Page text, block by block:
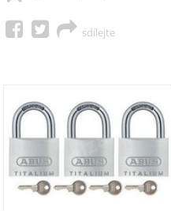
sdílejte